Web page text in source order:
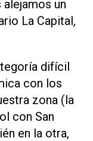
un
La Capital,
difícil
con los
zona (la
con San
en la otra,